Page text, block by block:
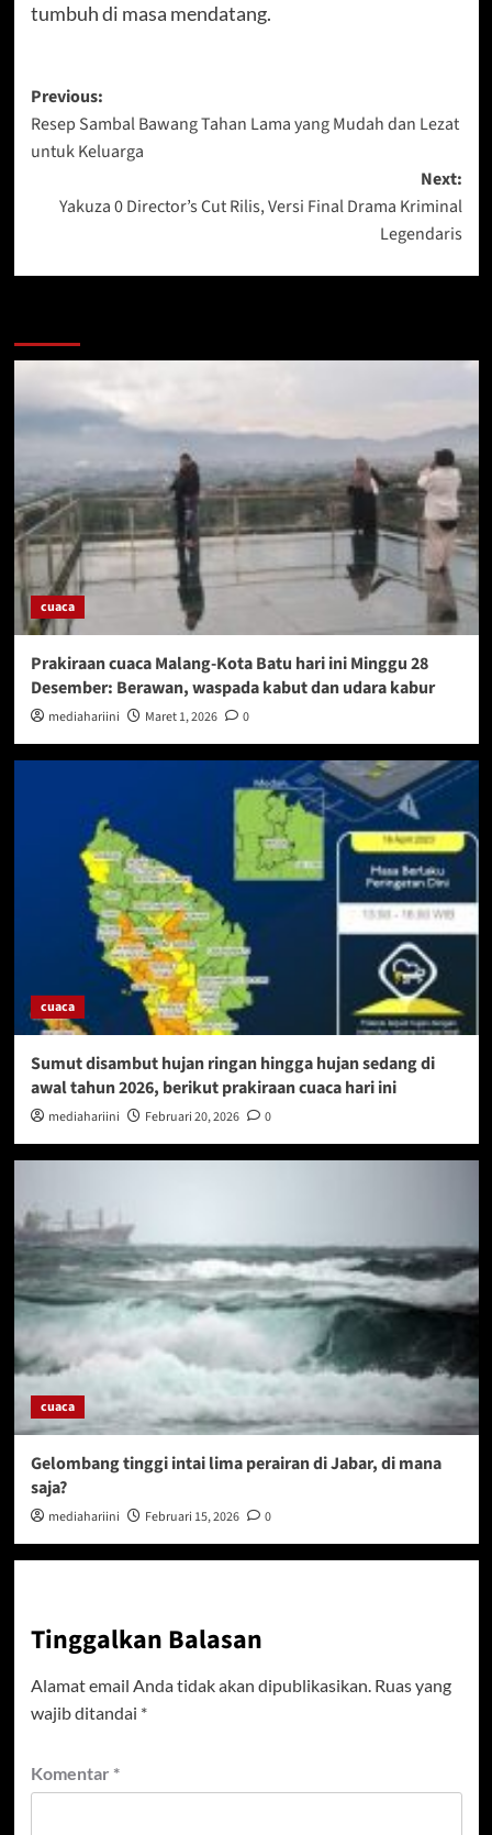
tumbuh di masa mendatang.
Post
navigation
Previous:
Resep Sambal Bawang Tahan Lama yang Mudah dan Lezat
untuk Keluarga
Next:
Yakuza 0 Director’s Cut Rilis, Versi Final Drama Kriminal
Legendaris
cuaca
Prakiraan cuaca Malang-Kota Batu hari ini Minggu 28
Desember: Berawan, waspada kabut dan udara kabur
mediahariini Maret 1, 2026 0
cuaca
Sumut disambut hujan ringan hingga hujan sedang di
awal tahun 2026, berikut prakiraan cuaca hari ini
mediahariini Februari 20, 2026 0
cuaca
Gelombang tinggi intai lima perairan di Jabar, di mana
saja?
mediahariini Februari 15, 2026 0
Tinggalkan Balasan
Alamat email Anda tidak akan dipublikasikan. Ruas yang
wajib ditandai *
Komentar *